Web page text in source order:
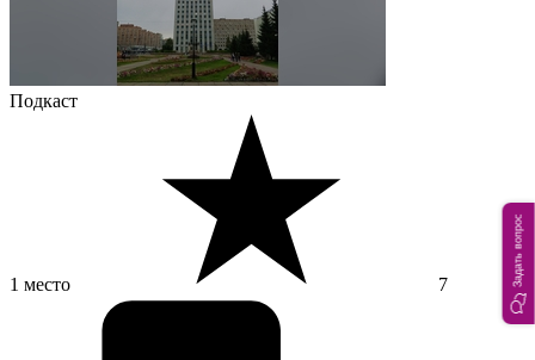
Подкаст
1 место 7 Задать вопрос